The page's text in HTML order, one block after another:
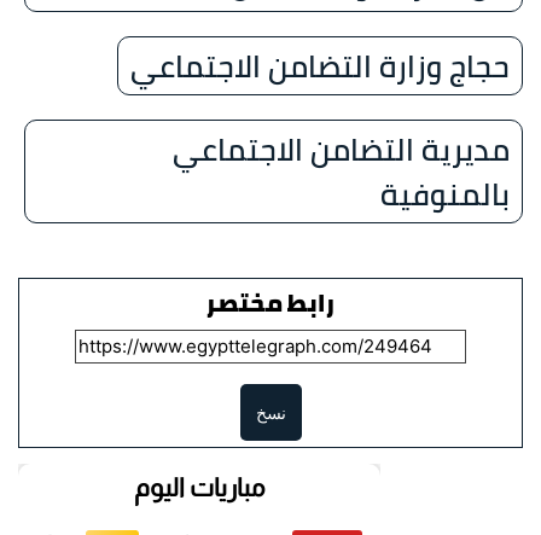
حجاج وزارة التضامن الاجتماعي
مديرية التضامن الاجتماعي
بالمنوفية
رابط مختصر
نسخ